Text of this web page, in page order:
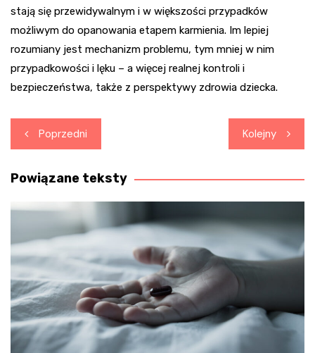
stają się przewidywalnym i w większości przypadków
możliwym do opanowania etapem karmienia. Im lepiej
rozumiany jest mechanizm problemu, tym mniej w nim
przypadkowości i lęku – a więcej realnej kontroli i
bezpieczeństwa, także z perspektywy zdrowia dziecka.
Nawigacja
wpisu
Poprzedni Kolejny
Powiązane teksty